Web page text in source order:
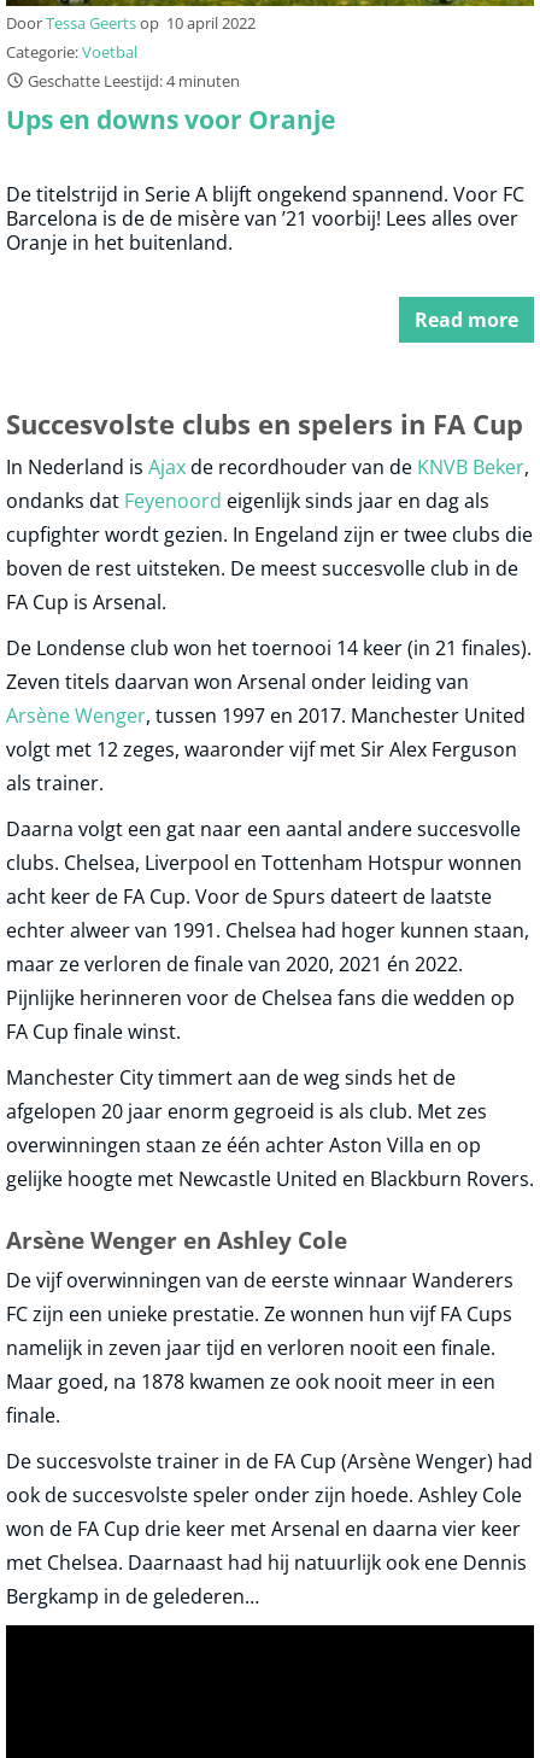
DoorTessa Geertsop 10 april 2022
Categorie:Voetbal
Geschatte Leestijd: 4 minuten
Ups en downs voor Oranje
De titelstrijd in Serie A blijft ongekend spannend. Voor FC
Barcelona is de de misère van ’21 voorbij! Lees alles over
Oranje in het buitenland.
Read more
Succesvolste clubs en spelers in FA Cup
In Nederland is Ajaxde recordhouder van de KNVB Beker,
ondanks dat Feyenoord eigenlijk sinds jaar en dag als
cupfighter wordt gezien. In Engeland zijn er twee clubs die
boven de rest uitsteken. De meest succesvolle club in de
FA Cup is Arsenal.
De Londense club won het toernooi 14 keer (in 21 finales).
Zeven titels daarvan won Arsenal onder leiding van
Arsène Wenger, tussen 1997 en 2017. Manchester United
volgt met 12 zeges, waaronder vijf met Sir Alex Ferguson
als trainer.
Daarna volgt een gat naar een aantal andere succesvolle
clubs. Chelsea, Liverpool en Tottenham Hotspur wonnen
acht keer de FA Cup. Voor de Spurs dateert de laatste
echter alweer van 1991. Chelsea had hoger kunnen staan,
maar ze verloren de finale van 2020, 2021 én 2022.
Pijnlijke herinneren voor de Chelsea fans die wedden op
FA Cup finale winst.
Manchester City timmert aan de weg sinds het de
afgelopen 20 jaar enorm gegroeid is als club. Met zes
overwinningen staan ze één achter Aston Villa en op
gelijke hoogte met Newcastle United en Blackburn Rovers.
Arsène Wenger en Ashley Cole
De vijf overwinningen van de eerste winnaar Wanderers
FC zijn een unieke prestatie. Ze wonnen hun vijf FA Cups
namelijk in zeven jaar tijd en verloren nooit een finale.
Maar goed, na 1878 kwamen ze ook nooit meer in een
finale.
De succesvolste trainer in de FA Cup (Arsène Wenger) had
ook de succesvolste speler onder zijn hoede. Ashley Cole
won de FA Cup drie keer met Arsenal en daarna vier keer
met Chelsea. Daarnaast had hij natuurlijk ook ene Dennis
Bergkamp in de gelederen…